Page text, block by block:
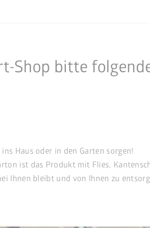
Shop bitte
Haus oder in den Garten sorgen!
ist das Produkt mit Flies,
Ihnen bleibt und von Ihnen zu